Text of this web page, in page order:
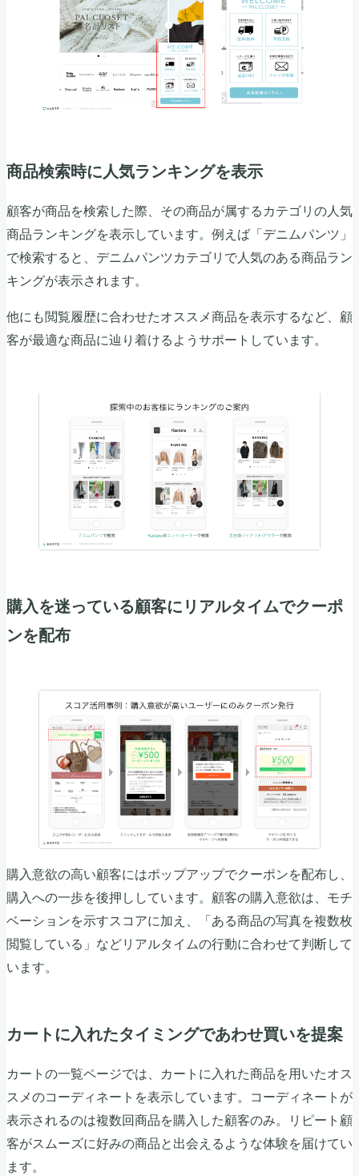
商品検索時に人気ランキングを表示
顧客が商品を検索した際、その商品が属するカテゴリの人気
商品ランキングを表示しています。例えば「デニムパンツ」
で検索すると、デニムパンツカテゴリで人気のある商品ラン
キングが表示されます。
他にも閲覧履歴に合わせたオススメ商品を表示するなど、顧
客が最適な商品に辿り着けるようサポートしています。
購入を迷っている顧客にリアルタイムでクーポ
ンを配布
購入意欲の高い顧客にはポップアップでクーポンを配布し、
購入への一歩を後押ししています。顧客の購入意欲は、モチ
ベーションを示すスコアに加え、「ある商品の写真を複数枚
閲覧している」などリアルタイムの行動に合わせて判断して
います。
カートに入れたタイミングであわせ買いを提案
カートの一覧ページでは、カートに入れた商品を用いたオス
スメのコーディネートを表示しています。コーディネートが
表示されるのは複数回商品を購入した顧客のみ。リピート顧
客がスムーズに好みの商品と出会えるような体験を届けてい
ます。